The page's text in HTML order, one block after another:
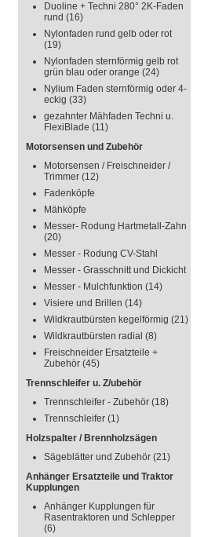
Duoline + Techni 280° 2K-Faden
rund (16)
Nylonfaden rund gelb oder rot
(19)
Nylonfaden sternförmig gelb rot
grün blau oder orange (24)
Nylium Faden sternförmig oder 4-
eckig (33)
gezahnter Mähfaden Techni u.
FlexiBlade (11)
Motorsensen und Zubehör
Motorsensen / Freischneider /
Trimmer (12)
Fadenköpfe
Mähköpfe
Messer- Rodung Hartmetall-Zahn
(20)
Messer - Rodung CV-Stahl
Messer - Grasschnitt und Dickicht
Messer - Mulchfunktion (14)
Visiere und Brillen (14)
Wildkrautbürsten kegelförmig (21)
Wildkrautbürsten radial (8)
Freischneider Ersatzteile +
Zubehör (45)
Trennschleifer u. Z/ubehör
Trennschleifer - Zubehör (18)
Trennschleifer (1)
Holzspalter / Brennholzsägen
Sägeblätter und Zubehör (21)
Anhänger Ersatzteile und Traktor
Kupplungen
Anhänger Kupplungen für
Rasentraktoren und Schlepper
(6)